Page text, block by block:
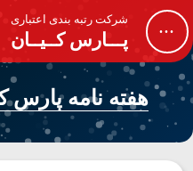
...
شرکت رتبه بندی اعتباری
پـــارس کــیــان
هفته نامه پارس